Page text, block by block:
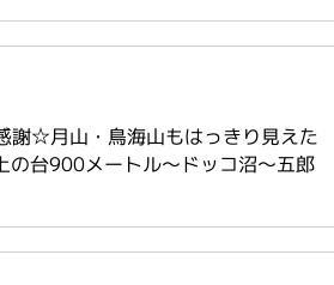
謝☆月山・鳥海山もはっきり見えた
の台900メートル～ドッコ沼～五郎